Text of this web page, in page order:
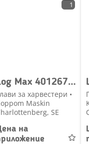
1
Log Max 401267 Pulsgivare Logmax 600ppr
за харвестери •
Maskin
SE
на